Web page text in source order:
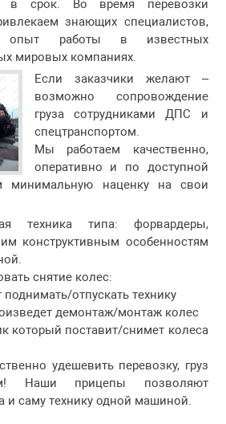
в срок. Во время перевозки
знающих специалистов,
опыт работы в известных
мировых компаниях.
Если заказчики желают –
возможно сопровождение
груза сотрудниками ДПС и
спецтранспортом.
Мы работаем качественно,
оперативно и по доступной
минимальную наценку на свои
техника типа: форвардеры,
конструктивным особенностям
снятие колес:
отпускать технику
демонтаж/монтаж колес
который поставит/снимет колеса
удешевить перевозку, груз
Наши прицепы позволяют
и саму технику одной машиной.